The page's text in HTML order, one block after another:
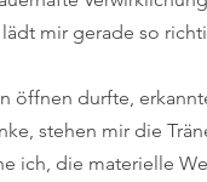
mir gerade so
öffnen durfte,
stehen mir die
ich, die materielle